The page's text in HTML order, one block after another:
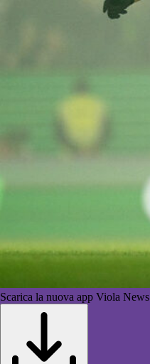
Scarica la nuova app Viola News